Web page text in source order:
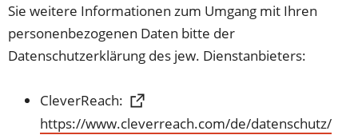
Sie weitere Informationen zum Umgang mit Ihren
personenbezogenen Daten bitte der
Datenschutzerklärung des jew. Dienstanbieters:
CleverReach:
https://www.cleverreach.com/de/datenschutz/
(Öffnet